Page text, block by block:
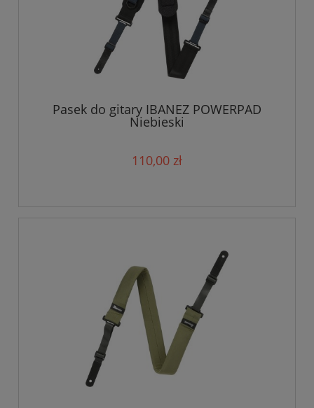
Pasek do gitary IBANEZ POWERPAD
Niebieski
110,00 zł